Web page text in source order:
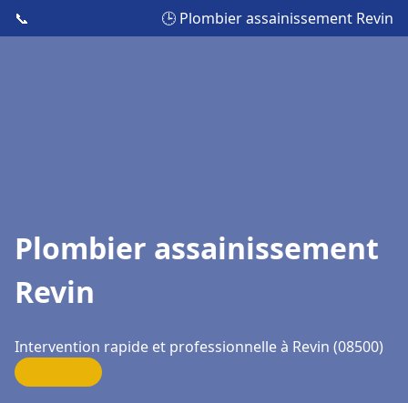
📞 🕒 Plombier assainissement Revin
Plombier assainissement
Revin
Intervention rapide et professionnelle à Revin (08500)